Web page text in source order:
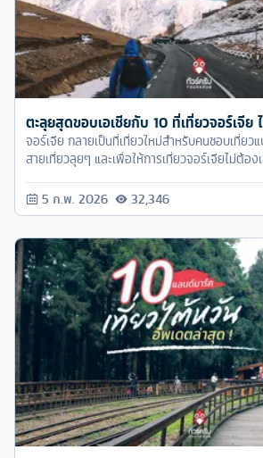
ตะลุยสุดขอบเอเชียกับ 10 ที่เที่ยวจอร์เจีย
จอร์เจีย กลายเป็นที่เที่ยวใหม่สำหรับคนชอบเที่ยว
สายเที่ยวลุยๆ และเพื่อให้การเที่ยวจอร์เจียไม่ต้อง
รวมลิสต์มาให้กับ 10 พิกัดไปเที่ยวจอร์เจียต้องตา
5 ก.พ. 2026 32,346